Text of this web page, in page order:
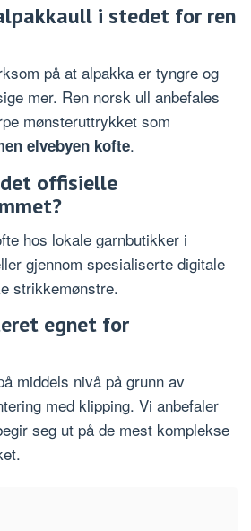
i stedet for ren
på at alpakka er tyngre og
mer. Ren norsk ull anbefales
mønsteruttrykket som
elvebyen kofte.
offisielle
hos lokale garnbutikker i
gjennom spesialiserte digitale
strikkemønstre.
egnet for
middels nivå på grunn av
med klipping. Vi anbefaler
seg ut på de mest komplekse